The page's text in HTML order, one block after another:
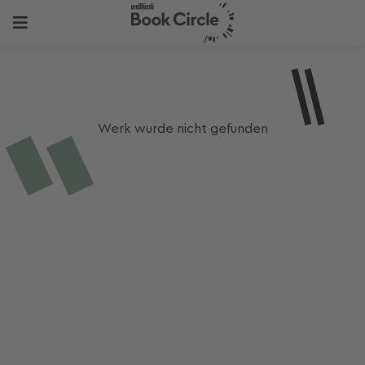
Werk wurde nicht gefunden